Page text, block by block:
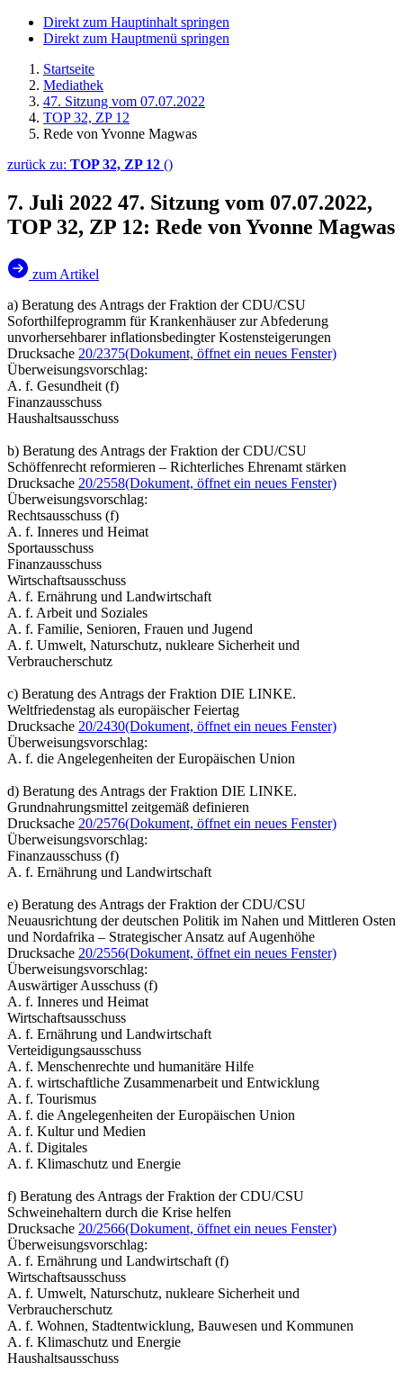
Direkt zum Hauptinhalt springen
Direkt zum Hauptmenü springen
Startseite
Mediathek
47. Sitzung vom 07.07.2022
TOP 32, ZP 12
Rede von Yvonne Magwas
zurück zu: TOP 32, ZP 12 ()
7. Juli 2022 47. Sitzung vom 07.07.2022,
TOP 32, ZP 12: Rede von Yvonne Magwas
zum Artikel
a) Beratung des Antrags der Fraktion der CDU/CSU
Soforthilfeprogramm für Krankenhäuser zur Abfederung
unvorhersehbarer inflationsbedingter Kostensteigerungen
Drucksache 20/2375(Dokument, öffnet ein neues Fenster)
Überweisungsvorschlag:
A. f. Gesundheit (f)
Finanzausschuss
Haushaltsausschuss
b) Beratung des Antrags der Fraktion der CDU/CSU
Schöffenrecht reformieren – Richterliches Ehrenamt stärken
Drucksache 20/2558(Dokument, öffnet ein neues Fenster)
Überweisungsvorschlag:
Rechtsausschuss (f)
A. f. Inneres und Heimat
Sportausschuss
Finanzausschuss
Wirtschaftsausschuss
A. f. Ernährung und Landwirtschaft
A. f. Arbeit und Soziales
A. f. Familie, Senioren, Frauen und Jugend
A. f. Umwelt, Naturschutz, nukleare Sicherheit und
Verbraucherschutz
c) Beratung des Antrags der Fraktion DIE LINKE.
Weltfriedenstag als europäischer Feiertag
Drucksache 20/2430(Dokument, öffnet ein neues Fenster)
Überweisungsvorschlag:
A. f. die Angelegenheiten der Europäischen Union
d) Beratung des Antrags der Fraktion DIE LINKE.
Grundnahrungsmittel zeitgemäß definieren
Drucksache 20/2576(Dokument, öffnet ein neues Fenster)
Überweisungsvorschlag:
Finanzausschuss (f)
A. f. Ernährung und Landwirtschaft
e) Beratung des Antrags der Fraktion der CDU/CSU
Neuausrichtung der deutschen Politik im Nahen und Mittleren Osten
und Nordafrika – Strategischer Ansatz auf Augenhöhe
Drucksache 20/2556(Dokument, öffnet ein neues Fenster)
Überweisungsvorschlag:
Auswärtiger Ausschuss (f)
A. f. Inneres und Heimat
Wirtschaftsausschuss
A. f. Ernährung und Landwirtschaft
Verteidigungsausschuss
A. f. Menschenrechte und humanitäre Hilfe
A. f. wirtschaftliche Zusammenarbeit und Entwicklung
A. f. Tourismus
A. f. die Angelegenheiten der Europäischen Union
A. f. Kultur und Medien
A. f. Digitales
A. f. Klimaschutz und Energie
f) Beratung des Antrags der Fraktion der CDU/CSU
Schweinehaltern durch die Krise helfen
Drucksache 20/2566(Dokument, öffnet ein neues Fenster)
Überweisungsvorschlag:
A. f. Ernährung und Landwirtschaft (f)
Wirtschaftsausschuss
A. f. Umwelt, Naturschutz, nukleare Sicherheit und
Verbraucherschutz
A. f. Wohnen, Stadtentwicklung, Bauwesen und Kommunen
A. f. Klimaschutz und Energie
Haushaltsausschuss